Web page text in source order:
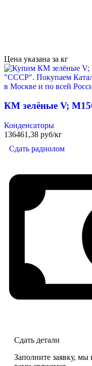
Цена указана за кг
КМ зелёные V;
Конденсаторы
136461,38 руб/кг
Сдать радиолом
Сдать детали
Заполните заявку, мы